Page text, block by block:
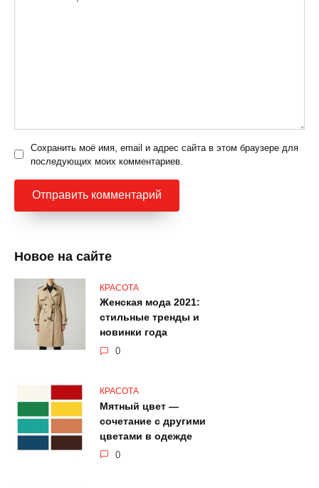
Сохранить моё имя, email и адрес сайта в этом браузере для
последующих моих комментариев.
Новое на сайте
КРАСОТА
Женская мода 2021:
стильные тренды и
новинки года
0
КРАСОТА
Мятный цвет —
сочетание с другими
цветами в одежде
0